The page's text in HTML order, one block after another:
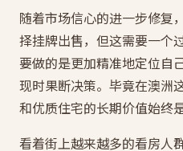
随着市场信心的进一步修复
择挂牌出售，但这需要一个
要做的是更加精准地定位自
现时果断决策。毕竟在澳洲
和优质住宅的长期价值始终
看着街上越来越多的看房人